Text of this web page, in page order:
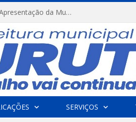
FESTRIBAL 2026 – No Coração da Amazônia. Apresentação da Munduruku.
SERVIÇOS